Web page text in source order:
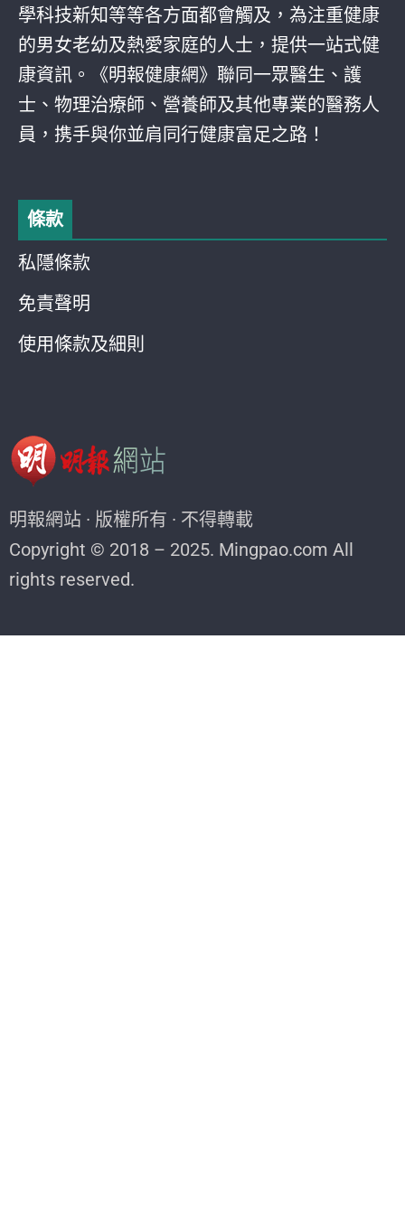
學科技新知等等各方面都會觸及，為注重健康
的男女老幼及熱愛家庭的人士，提供一站式健
康資訊。《明報健康網》聯同一眾醫生、護
士、物理治療師、營養師及其他專業的醫務人
員，携手與你並肩同行健康富足之路！
條款
私隱條款
免責聲明
使用條款及細則
明報網站 · 版權所有 · 不得轉載
Copyright © 2018 – 2025. Mingpao.com All
rights reserved.